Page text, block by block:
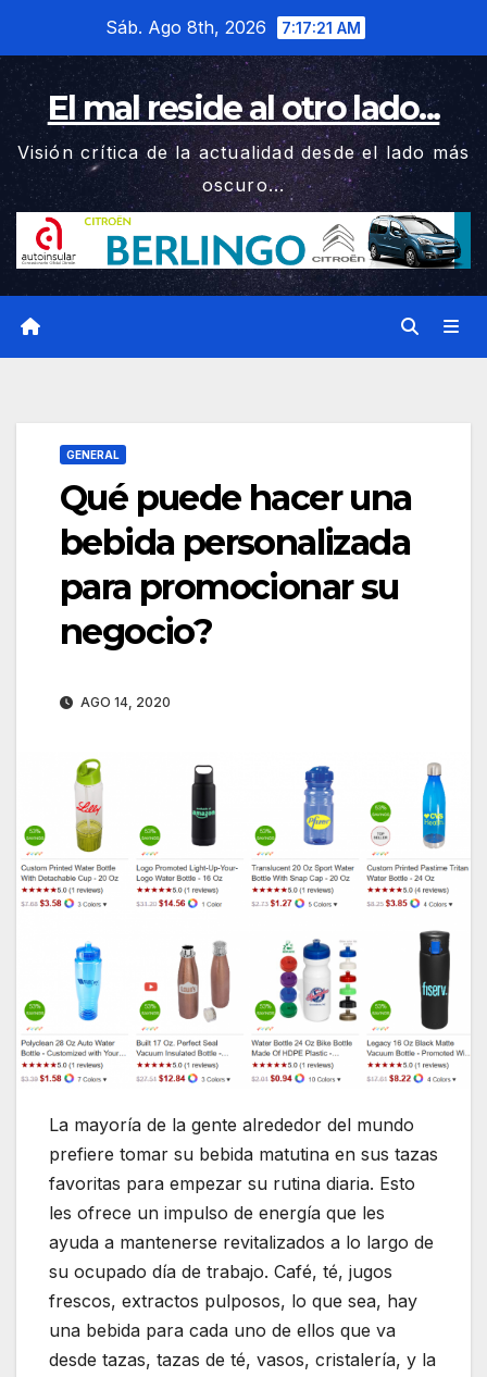
contenido
Sáb. Ago 8th, 2026 7:17:22 AM
El mal reside al otro lado...
Visión crítica de la actualidad desde el lado más
oscuro...
GENERAL
Qué puede hacer una
bebida personalizada
para promocionar su
negocio?
AGO 14, 2020
La mayoría de la gente alrededor del mundo
prefiere tomar su bebida matutina en sus tazas
favoritas para empezar su rutina diaria. Esto
les ofrece un impulso de energía que les
ayuda a mantenerse revitalizados a lo largo de
su ocupado día de trabajo. Café, té, jugos
frescos, extractos pulposos, lo que sea, hay
una bebida para cada uno de ellos que va
desde tazas, tazas de té, vasos, cristalería, y la